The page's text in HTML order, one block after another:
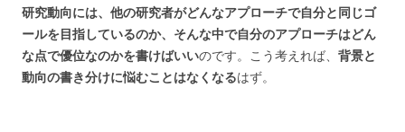
研究動向には、他の研究者がどんなアプローチで自分と同じゴ
ールを目指しているのか、そんな中で自分のアプローチはどん
な点で優位なのかを書けばいいのです。こう考えれば、 背景と
動向の書き分けに悩むことはなくなるはず。